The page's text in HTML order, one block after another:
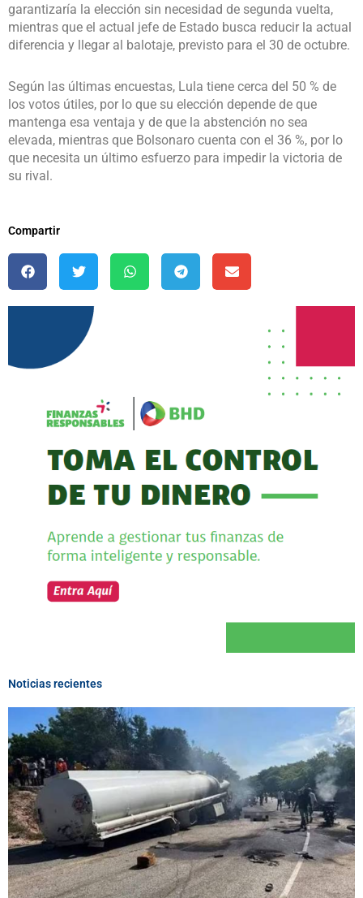
garantizaría la elección sin necesidad de segunda vuelta,
mientras que el actual jefe de Estado busca reducir la actual
diferencia y llegar al balotaje, previsto para el 30 de octubre.
Según las últimas encuestas, Lula tiene cerca del 50 % de
los votos útiles, por lo que su elección depende de que
mantenga esa ventaja y de que la abstención no sea
elevada, mientras que Bolsonaro cuenta con el 36 %, por lo
que necesita un último esfuerzo para impedir la victoria de
su rival.
Compartir
Noticias recientes